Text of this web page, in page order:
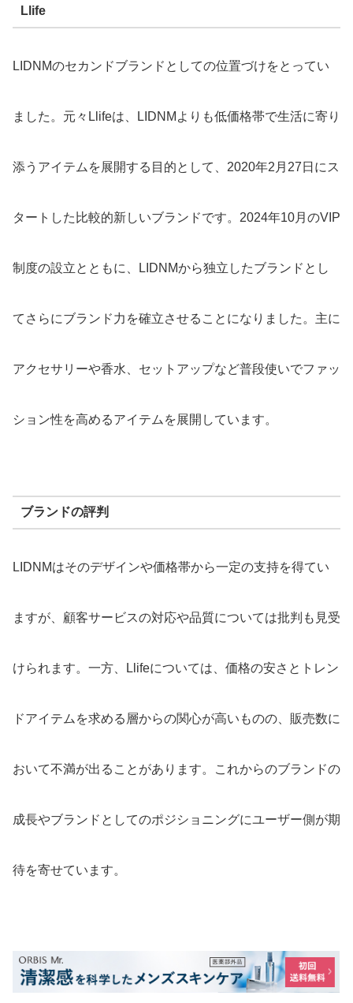
Llife
LIDNMのセカンドブランドとしての位置づけをとってい
ました。元々Llifeは、LIDNMよりも低価格帯で生活に寄り
添うアイテムを展開する目的として、2020年2月27日にス
タートした比較的新しいブランドです。2024年10月のVIP
制度の設立とともに、LIDNMから独立したブランドとし
てさらにブランド力を確立させることになりました。主に
アクセサリーや香水、セットアップなど普段使いでファッ
ション性を高めるアイテムを展開しています。
ブランドの評判
LIDNMはそのデザインや価格帯から一定の支持を得てい
ますが、顧客サービスの対応や品質については批判も見受
けられます。一方、Llifeについては、価格の安さとトレン
ドアイテムを求める層からの関心が高いものの、販売数に
おいて不満が出ることがあります。これからのブランドの
成長やブランドとしてのポジショニングにユーザー側が期
待を寄せています。